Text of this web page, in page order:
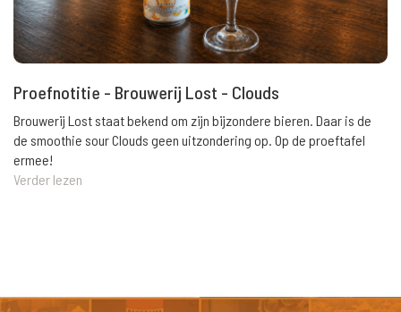
Proefnotitie - Brouwerij Lost - Clouds
Brouwerij Lost staat bekend om zijn bijzondere bieren. Daar is de
de smoothie sour Clouds geen uitzondering op. Op de proeftafel
ermee!
Verder lezen